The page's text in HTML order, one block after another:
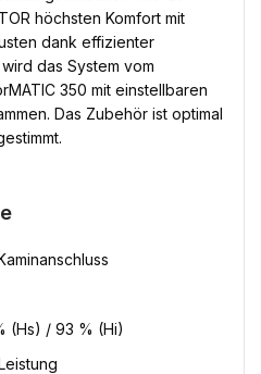
höchsten Komfort mit
dank effizienter
das System vom
350 mit einstellbaren
Das Zubehör ist optimal
(Hs) / 93 % (Hi)